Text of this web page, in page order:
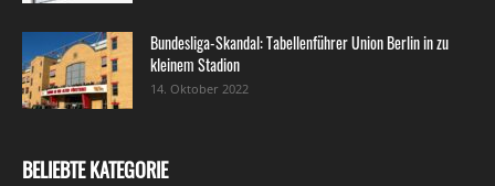
Bundesliga-Skandal: Tabellenführer Union Berlin in zu
kleinem Stadion
14. Oktober 2022
BELIEBTE KATEGORIE